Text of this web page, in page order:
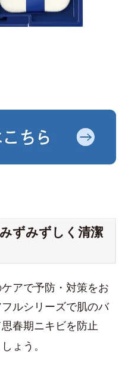
ずみずしく清潔
アで予防・対策をお
ルシリーズで肌のバ
春期ニキビを防止
ょう。